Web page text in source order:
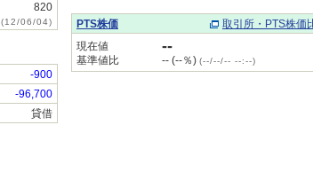
820
(12/06/04)
-900
-96,700
貸借
PTS株価
取引所・PTS株価
現在値
--
基準値比 -- (--％) (--/--/-- --:--)